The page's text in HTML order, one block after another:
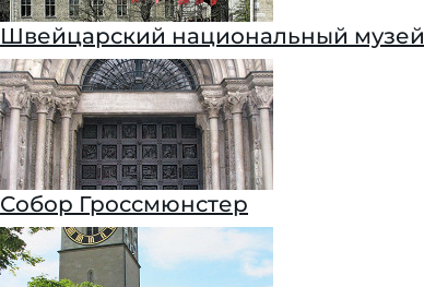
Швейцарский национальный музей
Собор Гроссмюнстер